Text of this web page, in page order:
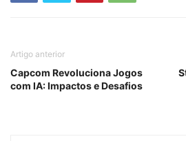
Artigo anterior
Capcom Revoluciona Jogos
com IA: Impactos e Desafios